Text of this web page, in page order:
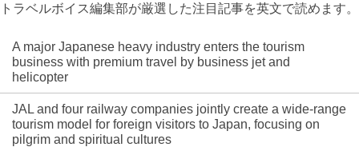
トラベルボイス編集部が厳選した注目記事を英文で読めます。
A major Japanese heavy industry enters the tourism
business with premium travel by business jet and
helicopter
JAL and four railway companies jointly create a wide-range
tourism model for foreign visitors to Japan, focusing on
pilgrim and spiritual cultures